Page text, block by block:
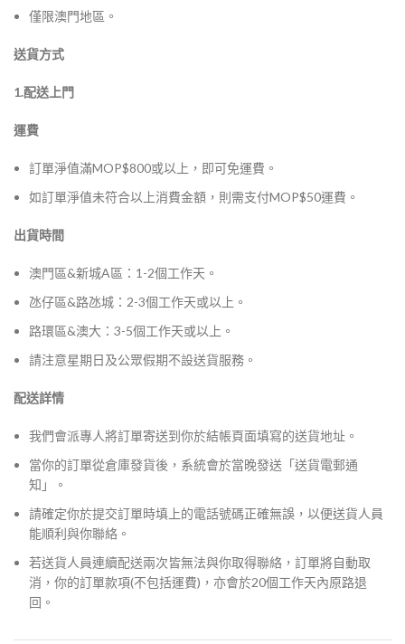
僅限澳門地區。
送貨方式
1.配送上門
運費
訂單淨值滿MOP$800或以上，即可免運費。
如訂單淨值未符合以上消費金額，則需支付MOP$50運費。
出貨時間
澳門區&新城A區：1-2個工作天。
氹仔區&路氹城：2-3個工作天或以上。
路環區&澳大：3-5個工作天或以上。
請注意星期日及公眾假期不設送貨服務。
配送詳情
我們會派專人將訂單寄送到你於結帳頁面填寫的送貨地址。
當你的訂單從倉庫發貨後，系統會於當晚發送「送貨電郵通
知」。
請確定你於提交訂單時填上的電話號碼正確無誤，以便送貨人員
能順利與你聯絡。
若送貨人員連續配送兩次皆無法與你取得聯絡，訂單將自動取
消，你的訂單款項(不包括運費)，亦會於20個工作天內原路退
回。